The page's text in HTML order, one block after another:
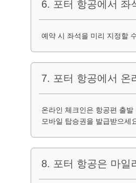
6. 포터 항공에서 좌
예약 시 좌석을 미리 지정할
7. 포터 항공에서 온
온라인 체크인은 항공편 출
모바일 탑승권을 발급받으세
8. 포터 항공은 마일